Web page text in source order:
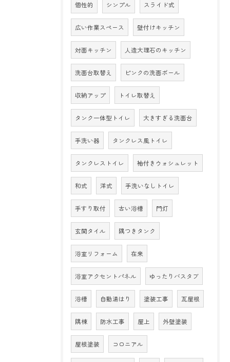
個性的 シンプル スライド式
広い作業スペース 壁付けキッチン
対面キッチン 人造大理石のキッチン
洗面台取替え ピンクの洗面ボール
収納アップ トイレ取替え
タンク一体型トイレ 大きすぎる洗面台
手洗い器 タンクレス風トイレ
タンクレストイレ 袖付きウォシュレット
和式 洋式 手洗いなしトイレ
手すり取付 古い浴槽 門灯
玄関タイル 隅つきタンク
浴室リフォーム 在来
浴室アクセントパネル ゆったりバスタブ
浴槽 自動湯はり 塗装工事 瓦屋根
隅棟 防水工事 屋上 外壁塗装
屋根塗装 コロニアル